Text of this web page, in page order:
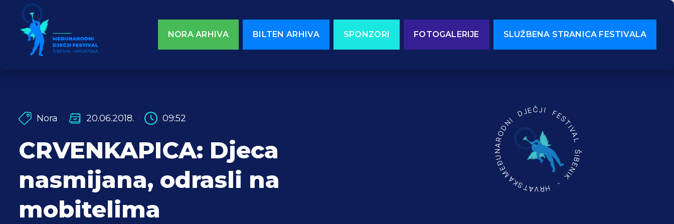
NORA ARHIVA BILTEN ARHIVA SPONZORI FOTOGALERIJE SLUŽBENA STRANICA FESTIVALA
Nora 20.06.2018. 09:52
CRVENKAPICA: Djeca
nasmijana, odrasli na
mobitelima
MEĐUNARODNI DJEČJI FESTIVAL ŠIBENIK - HRVATSKA